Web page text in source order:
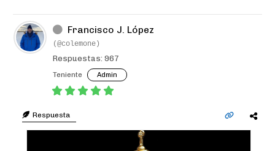
Francisco J. López
(@colemone)
Respuestas: 967
Teniente Admin
Respuesta